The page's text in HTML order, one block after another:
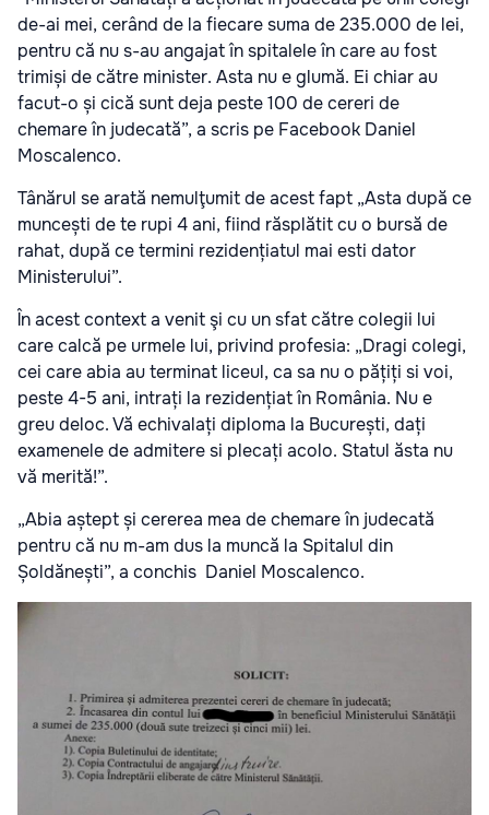
de-ai mei, cerând de la fiecare suma de 235.000 de lei,
pentru că nu s-au angajat în spitalele în care au fost
trimiși de către minister. Asta nu e glumă. Ei chiar au
facut-o și cică sunt deja peste 100 de cereri de
chemare în judecată”, a scris pe Facebook Daniel
Moscalenco.
Tânărul se arată nemulţumit de acest fapt „Asta după ce
muncești de te rupi 4 ani, fiind răsplătit cu o bursă de
rahat, după ce termini rezidențiatul mai esti dator
Ministerului”.
În acest context a venit şi cu un sfat către colegii lui
care calcă pe urmele lui, privind profesia: „Dragi colegi,
cei care abia au terminat liceul, ca sa nu o pățiți si voi,
peste 4-5 ani, intrați la rezidențiat în România. Nu e
greu deloc. Vă echivalați diploma la București, dați
examenele de admitere si plecați acolo. Statul ăsta nu
vă merită!”.
„Abia aștept și cererea mea de chemare în judecată
pentru că nu m-am dus la muncă la Spitalul din
Șoldănești”, a conchis Daniel Moscalenco.